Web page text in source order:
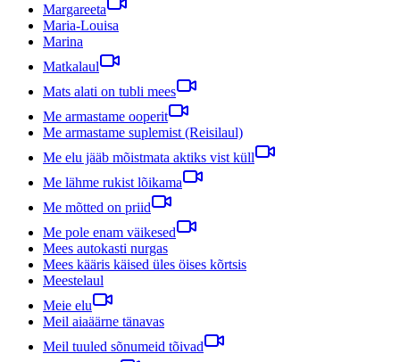
Margareeta
Maria-Louisa
Marina
Matkalaul
Mats alati on tubli mees
Me armastame ooperit
Me armastame suplemist (Reisilaul)
Me elu jääb mõistmata aktiks vist küll
Me lähme rukist lõikama
Me mõtted on priid
Me pole enam väikesed
Mees autokasti nurgas
Mees kääris käised üles öises kõrtsis
Meestelaul
Meie elu
Meil aiaäärne tänavas
Meil tuuled sõnumeid tõivad